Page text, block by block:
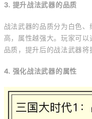
3. 提升战法武器的品质
战法武器的品质分为白色
高，属性越强大。玩家可
品质，提升后的战法武器将
4. 强化战法武器的属性